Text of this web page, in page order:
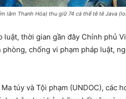
lâm Thanh Hóa) thu giữ 74 cá thể tê tê Java
thời gian gần đây Chính phủ
chống vi phạm pháp luật,
túy và Tội phạm (UNDOC), các